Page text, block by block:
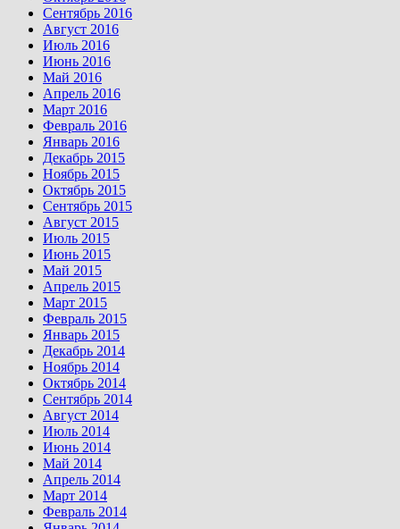
Сентябрь 2016
Август 2016
Июль 2016
Июнь 2016
Май 2016
Апрель 2016
Март 2016
Февраль 2016
Январь 2016
Декабрь 2015
Ноябрь 2015
Октябрь 2015
Сентябрь 2015
Август 2015
Июль 2015
Июнь 2015
Май 2015
Апрель 2015
Март 2015
Февраль 2015
Январь 2015
Декабрь 2014
Ноябрь 2014
Октябрь 2014
Сентябрь 2014
Август 2014
Июль 2014
Июнь 2014
Май 2014
Апрель 2014
Март 2014
Февраль 2014